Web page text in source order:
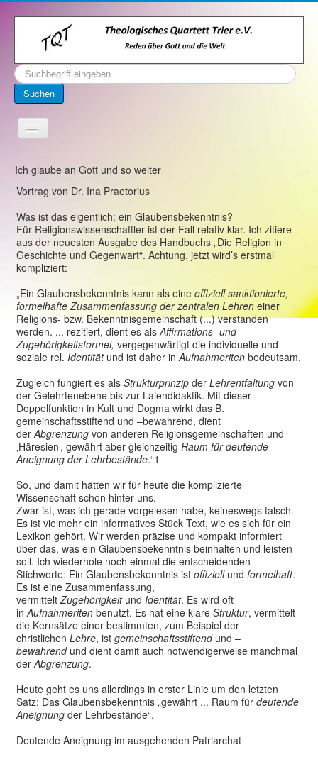
Suchen
...
Suchen
Toggle
Navigation
Startseite
Über uns
Kontakt
Veranstaltungen
Archiv
Ich glaube an Gott und so weiter
Vortrag von Dr. Ina Praetorius
Was ist das eigentlich: ein Glaubensbekenntnis?
Für Religionswissenschaftler ist der Fall relativ klar. Ich zitiere
aus der neuesten Ausgabe des Handbuchs „Die Religion in
Geschichte und Gegenwart“. Achtung, jetzt wird’s erstmal
kompliziert:
„Ein Glaubensbekenntnis kann als eine offiziell sanktionierte,
formelhafte Zusammenfassung der zentralen Lehren einer
Religions- bzw. Bekenntnisgemeinschaft (...) verstanden
werden. ... rezitiert, dient es als Affirmations- und
Zugehörigkeitsformel, vergegenwärtigt die individuelle und
soziale rel. Identität und ist daher in Aufnahmeriten bedeutsam.
Zugleich fungiert es als Strukturprinzip der Lehrentfaltung von
der Gelehrtenebene bis zur Laiendidaktik. Mit dieser
Doppelfunktion in Kult und Dogma wirkt das B.
gemeinschaftsstiftend und –bewahrend, dient
der Abgrenzung von anderen Religionsgemeinschaften und
‚Häresien’, gewährt aber gleichzeitig Raum für deutende
Aneignung der Lehrbestände.“1
So, und damit hätten wir für heute die komplizierte
Wissenschaft schon hinter uns.
Zwar ist, was ich gerade vorgelesen habe, keineswegs falsch.
Es ist vielmehr ein informatives Stück Text, wie es sich für ein
Lexikon gehört. Wir werden präzise und kompakt informiert
über das, was ein Glaubensbekenntnis beinhalten und leisten
soll. Ich wiederhole noch einmal die entscheidenden
Stichworte: Ein Glaubensbekenntnis ist offiziellund formelhaft.
Es ist eine Zusammenfassung,
vermittelt Zugehörigkeitund Identität. Es wird oft
in Aufnahmeriten benutzt. Es hat eine klare Struktur, vermittelt
die Kernsätze einer bestimmten, zum Beispiel der
christlichen Lehre, ist gemeinschaftsstiftendund –
bewahrendund dient damit auch notwendigerweise manchmal
der Abgrenzung.
Heute geht es uns allerdings in erster Linie um den letzten
Satz: Das Glaubensbekenntnis „gewährt ... Raum für deutende
Aneignung der Lehrbestände“.
Deutende Aneignung im ausgehenden Patriarchat